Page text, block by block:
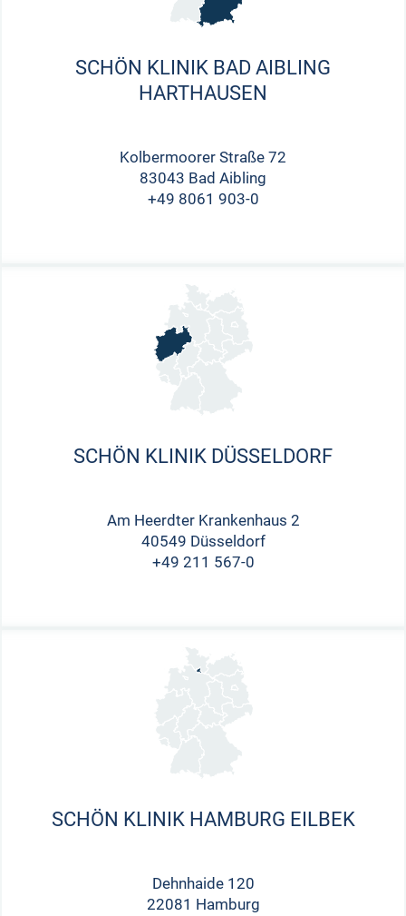
SCHÖN KLINIK BAD AIBLING
HARTHAUSEN
Kolbermoorer Straße 72
83043 Bad Aibling
+49 8061 903-0
SCHÖN KLINIK DÜSSELDORF
Am Heerdter Krankenhaus 2
40549 Düsseldorf
+49 211 567-0
SCHÖN KLINIK HAMBURG EILBEK
Dehnhaide 120
22081 Hamburg